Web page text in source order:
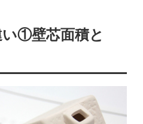
①壁芯面積と